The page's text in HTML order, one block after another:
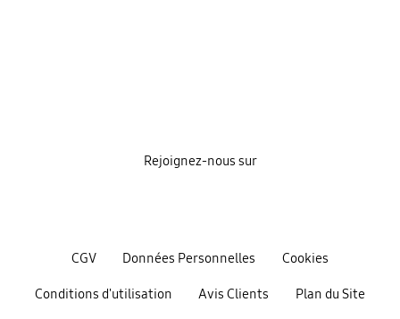
CGV Données Personnelles Cookies
Conditions d'utilisation Avis Clients Plan du Site
Rejoignez-nous sur